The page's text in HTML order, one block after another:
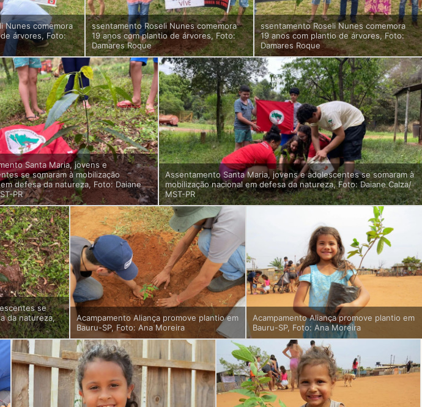
Nunes comemora
árvores, Foto:
ssentamento Roseli Nunes comemora
19 anos com plantio de árvores, Foto:
Damares Roque
ssentamento Roseli Nunes comemora
19 anos com plantio de árvores, Foto:
Damares Roque
Santa Maria, jovens e
se somaram à mobilização
defesa da natureza, Foto: Daiane
PR
Assentamento Santa Maria, jovens e adolescentes se somaram à
mobilização nacional em defesa da natureza, Foto: Daiane Calza/
MST-PR
se
da natureza,
Acampamento Aliança promove plantio em
Bauru-SP, Foto: Ana Moreira
Acampamento Aliança promove plantio em
Bauru-SP, Foto: Ana Moreira